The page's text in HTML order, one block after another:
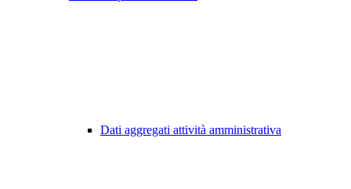
Dati aggregati attività amministrativa